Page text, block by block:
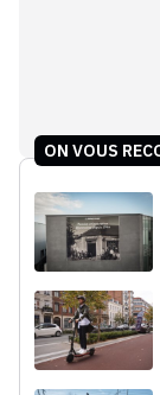
ON VOUS